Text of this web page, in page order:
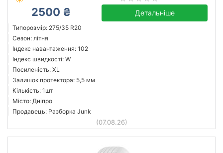
2500 ₴ Детальніше
Типорозмір: 275/35 R20
Сезон: літня
Індекс навантаження: 102
Індекс швидкості: W
Посиленість: XL
Залишок протектора: 5,5 мм
Кількість: 1шт
Місто: Дніпро
Продавець: Разборка Junk
(07.08.26)